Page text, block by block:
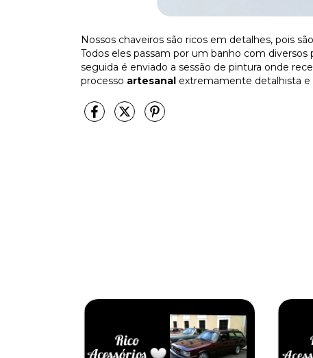
Nossos chaveiros são ricos em detalhes, pois
Todos eles passam por um banho com diversos
seguida é enviado a sessão de pintura onde
processo artesanal extremamente detalhista e